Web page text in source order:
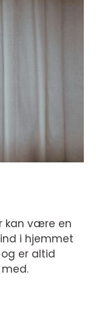
kan være en
i hjemmet
er altid